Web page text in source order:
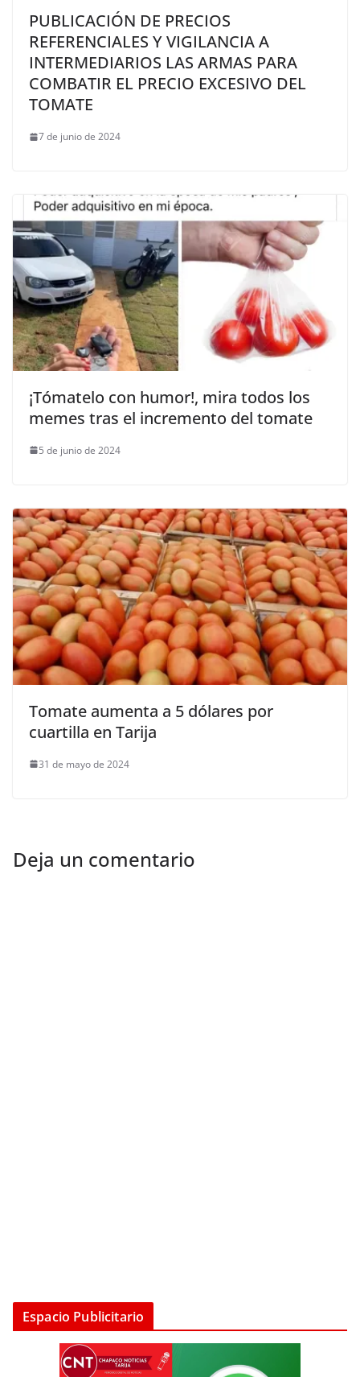
PUBLICACIÓN DE PRECIOS
REFERENCIALES Y VIGILANCIA A
INTERMEDIARIOS LAS ARMAS PARA
COMBATIR EL PRECIO EXCESIVO DEL
TOMATE
7 de junio de 2024
¡Tómatelo con humor!, mira todos los
memes tras el incremento del tomate
5 de junio de 2024
Tomate aumenta a 5 dólares por
cuartilla en Tarija
31 de mayo de 2024
Deja un comentario
Espacio Publicitario